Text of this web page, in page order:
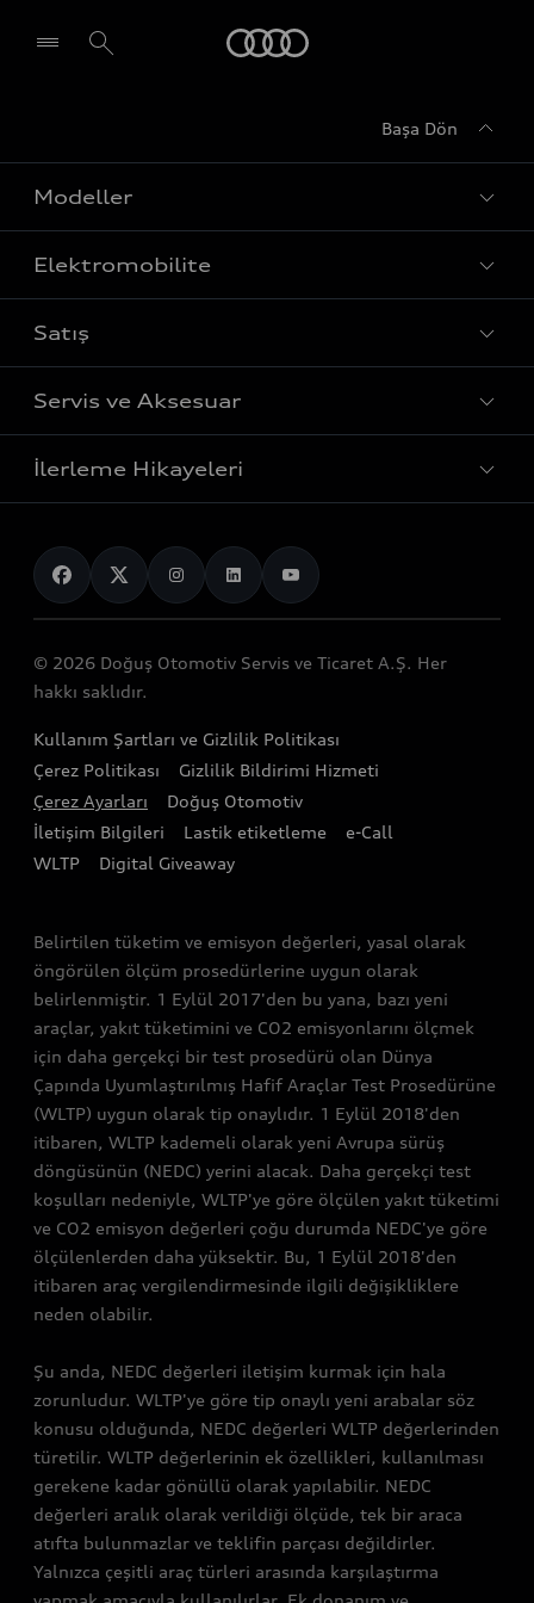
Başa Dön
Modeller
Tüm Modeller
Sedan
Avant
Elektrikli modeller
Elektromobilite
Şarj
Elektrikli araçlar
Servis ve aksesuarlar
Mobilitenin Geleceği
Satış
Fiyat Listesi
Görüntülü Görüşün
Stok Araç Arama
Satış Kampanyaları
Servis ve Aksesuar
Yetkili Servisler
Servis Randevusu Alın
Servis Hizmetleri
Audi Kasko
Audi Orijinal Aksesuar®
Servis Kampanyalar
Audi Shop
Bağımsız Servisler
İlerleme Hikayeleri
Genel bakış
Teknoloji
Gelecek
Sürdürülebilirlik
Lifestyle
Audi Sport
© 2026 Doğuş Otomotiv Servis ve Ticaret A.Ş. Her
hakkı saklıdır.
Kullanım Şartları ve Gizlilik Politikası
Çerez Politikası
Gizlilik Bildirimi Hizmeti
Çerez Ayarları
Doğuş Otomotiv
İletişim Bilgileri
Lastik etiketleme
e-Call
WLTP
Digital Giveaway
Belirtilen tüketim ve emisyon değerleri, yasal olarak
öngörülen ölçüm prosedürlerine uygun olarak
belirlenmiştir. 1 Eylül 2017'den bu yana, bazı yeni
araçlar, yakıt tüketimini ve CO2 emisyonlarını ölçmek
için daha gerçekçi bir test prosedürü olan Dünya
Çapında Uyumlaştırılmış Hafif Araçlar Test Prosedürüne
(WLTP) uygun olarak tip onaylıdır. 1 Eylül 2018'den
itibaren, WLTP kademeli olarak yeni Avrupa sürüş
döngüsünün (NEDC) yerini alacak. Daha gerçekçi test
koşulları nedeniyle, WLTP'ye göre ölçülen yakıt tüketimi
ve CO2 emisyon değerleri çoğu durumda NEDC'ye göre
ölçülenlerden daha yüksektir. Bu, 1 Eylül 2018'den
itibaren araç vergilendirmesinde ilgili değişikliklere
neden olabilir.
Şu anda, NEDC değerleri iletişim kurmak için hala
zorunludur. WLTP'ye göre tip onaylı yeni arabalar söz
konusu olduğunda, NEDC değerleri WLTP değerlerinden
türetilir. WLTP değerlerinin ek özellikleri, kullanılması
gerekene kadar gönüllü olarak yapılabilir. NEDC
değerleri aralık olarak verildiği ölçüde, tek bir araca
atıfta bulunmazlar ve teklifin parçası değildirler.
Yalnızca çeşitli araç türleri arasında karşılaştırma